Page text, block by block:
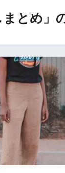
まとめ」